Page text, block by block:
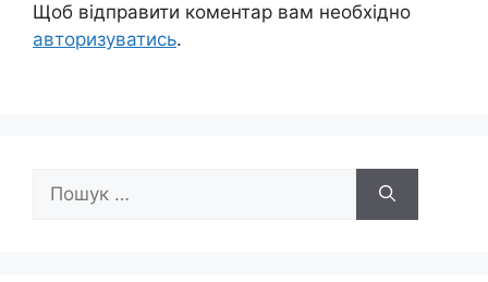
Щоб відправити коментар вам необхідно
авторизуватись.